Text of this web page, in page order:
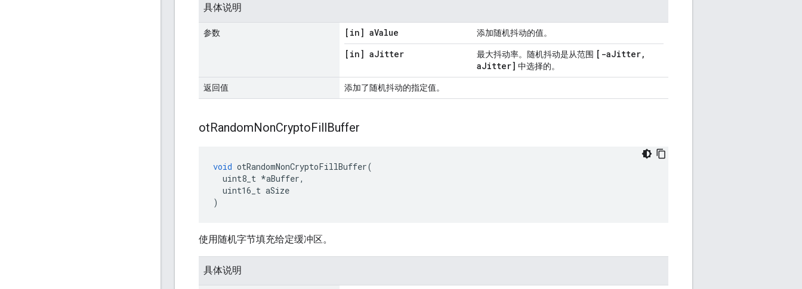
具体说明
参数 [in] aValue 添加随机抖动的值。
[in] aJitter 最大抖动率。随机抖动是从范围 [-aJitter,
aJitter] 中选择的。
返回值 添加了随机抖动的指定值。
otRandomNonCryptoFillBuffer
void otRandomNonCryptoFillBuffer(
uint8_t *aBuffer,
uint16_t aSize
)
使用随机字节填充给定缓冲区。
具体说明